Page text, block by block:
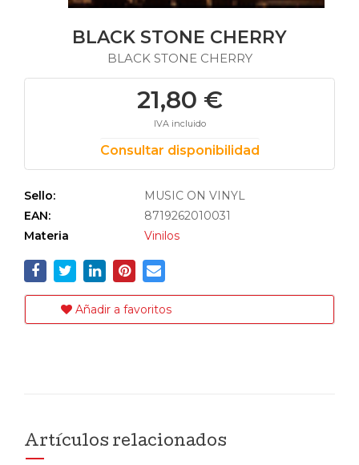
BLACK STONE CHERRY
BLACK STONE CHERRY
21,80 €
IVA incluido
Consultar disponibilidad
Sello:
MUSIC ON VINYL
EAN:
8719262010031
Materia
Vinilos
Añadir a favoritos
Artículos relacionados